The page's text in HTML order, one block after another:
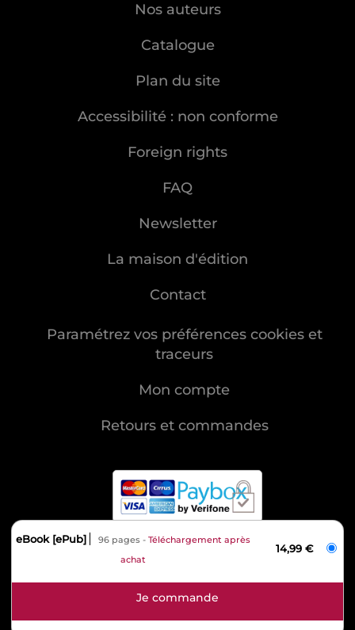
eBook [ePub] 96 pages
Téléchargement après
achat
14,99 €
Nos auteurs
Catalogue
Plan du site
Accessibilité : non conforme
Foreign rights
FAQ
Newsletter
La maison d'édition
Contact
Paramétrez vos préférences cookies et
traceurs
Mon compte
Retours et commandes
MENTIONS LÉGALES
CONDITIONS GÉNÉRALES DE VENTE